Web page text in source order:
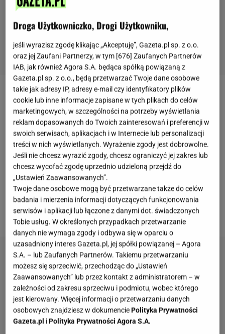
Przygotowując zapasy na zimę, w pierwszej
kolejności sięgamy poprzepisyna dżemy i kiszonki.
Niestety bardzo często zapominamy o sokach, które
mogą odegrać bardzo ważną rolę. W tym roku, by
być na sto procent przygotowanym na wszystko,
polecamy zrobić ten przysmak. To sok z żurawiny,
który ma wiele zastosowań w kuchni, a także działa
zdrowotnie. Wykonanie go jest bardzo proste,
potrzebujesz tylko trzech składników.
Droga Użytkowniczko, Drogi Użytkowniku,
jeśli wyrazisz zgodę klikając „Akceptuję”, Gazeta.pl sp. z o.o.
oraz jej Zaufani Partnerzy, w tym [676] Zaufanych Partnerów
IAB, jak również Agora S.A. będąca spółką powiązaną z
Gazeta.pl sp. z o.o., będą przetwarzać Twoje dane osobowe
takie jak adresy IP, adresy e-mail czy identyfikatory plików
cookie lub inne informacje zapisane w tych plikach do celów
marketingowych, w szczególności na potrzeby wyświetlania
reklam dopasowanych do Twoich zainteresowań i preferencji w
swoich serwisach, aplikacjach i w Internecie lub personalizacji
treści w nich wyświetlanych. Wyrażenie zgody jest dobrowolne.
Jeśli nie chcesz wyrazić zgody, chcesz ograniczyć jej zakres lub
chcesz wycofać zgodę uprzednio udzieloną przejdź do
„Ustawień Zaawansowanych”.
Twoje dane osobowe mogą być przetwarzane także do celów
badania i mierzenia informacji dotyczących funkcjonowania
serwisów i aplikacji lub łączone z danymi dot. świadczonych
Tobie usług. W określonych przypadkach przetwarzanie
danych nie wymaga zgody i odbywa się w oparciu o
uzasadniony interes Gazeta.pl, jej spółki powiązanej – Agora
S.A. – lub Zaufanych Partnerów. Takiemu przetwarzaniu
możesz się sprzeciwić, przechodząc do „Ustawień
Zaawansowanych” lub przez kontakt z administratorem – w
zależności od zakresu sprzeciwu i podmiotu, wobec którego
jest kierowany. Więcej informacji o przetwarzaniu danych
osobowych znajdziesz w dokumenciePolityka Prywatności
Gazeta.pl iPolityka Prywatności Agora S.A.